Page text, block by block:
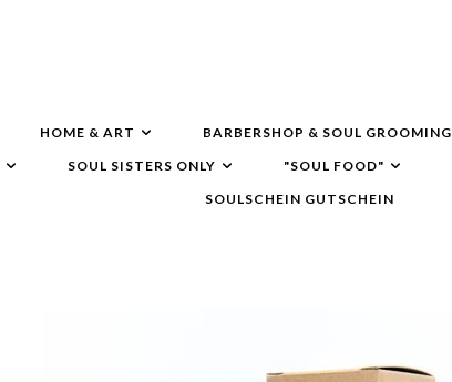
HOME & ART BARBERSHOP & SOUL GROOMING
SOUL SISTERS ONLY "SOUL FOOD"
SOULSCHEIN GUTSCHEIN